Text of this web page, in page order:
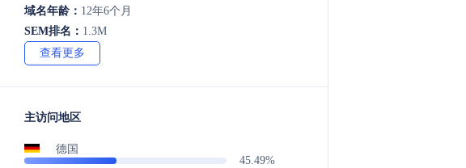
域名年龄： 12年6个月
SEM排名： 1.3M
查看更多
主访问地区
德国
45.49%